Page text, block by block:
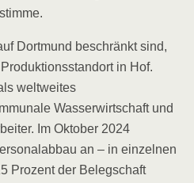
Dortmund beschränkt sind,
in Hof.
weltweites
Wasserwirtschaft und
Im Oktober 2024
an – in einzelnen
Prozent der Belegschaft